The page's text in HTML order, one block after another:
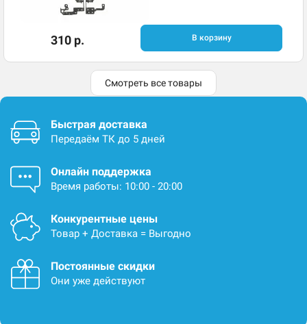
310 р. В корзину
Смотреть все товары
Быстрая доставка
Передаём ТК до 5 дней
Онлайн поддержка
Время работы: 10:00 - 20:00
Конкурентные цены
Товар + Доставка = Выгодно
Постоянные скидки
Они уже действуют